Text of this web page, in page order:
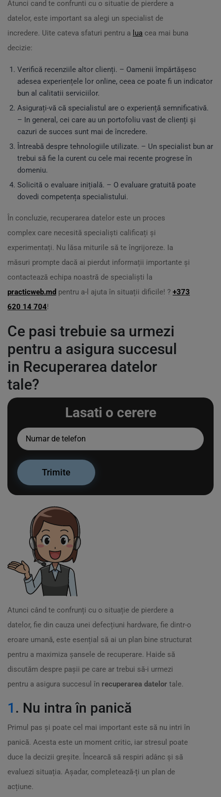
Atunci cand te confrunti cu o situatie de pierdere a
datelor, este important sa alegi un specialist de
incredere. Uite cateva sfaturi pentru a lua cea mai buna
decizie:
Verifică recenziile altor clienți. – Oamenii împărtășesc
adesea experiențele lor online, ceea ce poate fi un indicator
bun al calitatii serviciilor.
Asigurați-vă că specialistul are o experiență semnificativă.
– In general, cei care au un portofoliu vast de clienți și
cazuri de succes sunt mai de încredere.
Întreabă despre tehnologiile utilizate. – Un specialist bun ar
trebui să fie la curent cu cele mai recente progrese în
domeniu.
Solicită o evaluare inițială. – O evaluare gratuită poate
dovedi competența specialistului.
În concluzie, recuperarea datelor este un proces
complex care necesită specialiști calificați și
experimentați. Nu lăsa miturile să te îngrijoreze. Ia
măsuri prompte dacă ai pierdut informații importante și
contactează echipa noastră de specialiști la
practicweb.md pentru a-l ajuta în situații dificile! ? +373
620 14 704!
Ce pasi trebuie sa urmezi
pentru a asigura succesul
in Recuperarea datelor
tale?
Lasati o cerere
Atunci când te confrunți cu o situație de pierdere a
datelor, fie din cauza unei defecțiuni hardware, fie dintr-o
eroare umană, este esențial să ai un plan bine structurat
pentru a maximiza șansele de recuperare. Haide să
discutăm despre pașii pe care ar trebui să-i urmezi
pentru a asigura succesul în recuperarea datelor tale.
1 . Nu intra în panică
Primul pas și poate cel mai important este să nu intri în
panică. Acesta este un moment critic, iar stresul poate
duce la decizii greșite. Încearcă să respiri adânc și să
evaluezi situația. Așadar, completează-ți un plan de
acțiune.